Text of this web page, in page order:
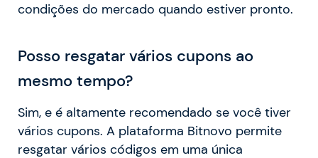
condições do mercado quando estiver pronto.
Posso resgatar vários cupons ao
mesmo tempo?
Sim, e é altamente recomendado se você tiver
vários cupons. A plataforma Bitnovo permite
resgatar vários códigos em uma única